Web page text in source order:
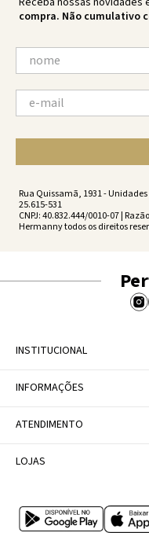
compra. Não cumulativo
Rua Quissamã, 1931 - Unidades
25.615-531
CNPJ: 40.832.444/0010-07 |
Hermanny todos os direitos
INSTITUCIONAL
A Marca
Trabalhe conosco
INFORMAÇÕES
Política de Privacidade
Tabela de Medidas
ATENDIMENTO
Personal Shopper
LOJAS
Multimarcas